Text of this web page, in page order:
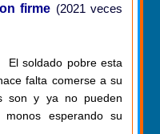
firme (2021 veces
soldado pobre esta
falta comerse a su
son y ya no pueden
esperando su